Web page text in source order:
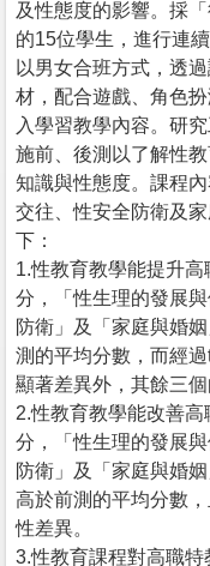
及性態度的影響。採
的15位學生，進行連
以男女合班方式，透
材，配合遊戲、角色
入學習教學內容。研
施前、後測以了解性
知識與性態度。課程
交往、性安全防衛及
下：
1.性教育教學能提升
分，「性生理的發展
防衛」及「家庭與婚
測的平均分數，而經
顯著差異外，其餘三個
2.性教育教學能改善
分，「性生理的發展
防衛」及「家庭與婚
高於前測的平均分數
性差異。
3.性教育課程對高職特